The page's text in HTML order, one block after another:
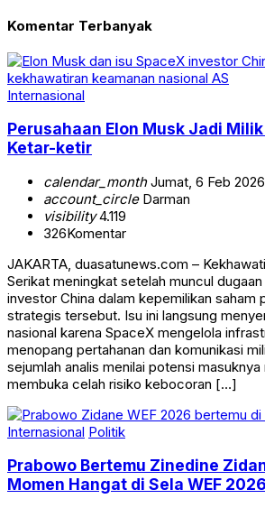
Komentar Terbanyak
Internasional
Perusahaan Elon Musk Jadi
Ketar-ketir
calendar_monthJumat, 6 Feb 2026
account_circleDarman
visibility4.119
326Komentar
JAKARTA, duasatunews.com –
Serikat meningkat setelah muncul
investor China dalam kepemilikan saham
strategis tersebut. Isu ini langsung
nasional karena SpaceX mengelola
menopang pertahanan dan komunikasi
sejumlah analis menilai potensi
membuka celah risiko kebocoran […]
Internasional Politik
Prabowo Bertemu Zinedine
Momen Hangat di Sela WEF 2026